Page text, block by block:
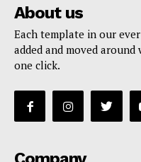
About us
Each template in our
added and moved
one click.